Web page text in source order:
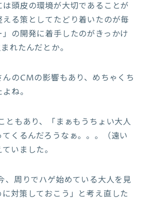
頭皮の環境が大切であることが
る策としてたどり着いたのが毎
の開発に着手したのがきっかけ
れたんだとか。
のCMの影響もあり、めちゃくち
ね。
ともあり、「まぁもうちょい大人
くるんだろうなぁ。。。（遠い
いました。
、周りでハゲ始めている大人を見
対策しておこう」と考え直した